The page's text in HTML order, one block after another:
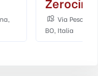
Via Pescherie
BO, Italia